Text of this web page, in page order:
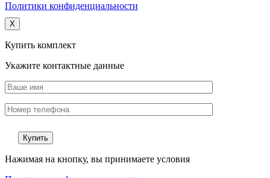
Политики конфиденциальности
X
Купить комплект
Укажите контактные данные
Нажимая на кнопку, вы принимаете условия